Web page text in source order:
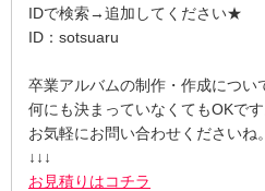
IDで検索→追加してください★
ID：sotsuaru
卒業アルバムの制作・作成につい
何にも決まっていなくてもOKです
お気軽にお問い合わせくださいね。
↓↓↓
お見積りはコチラ